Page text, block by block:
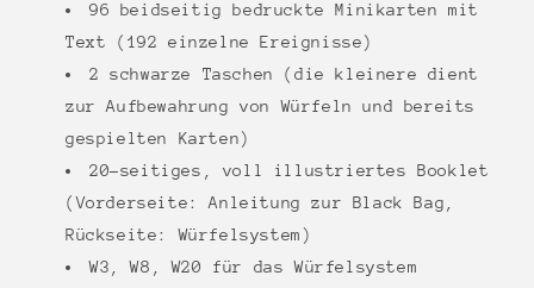
96 beidseitig bedruckte Minikarten mit
Text (192 einzelne Ereignisse)
2 schwarze Taschen (die kleinere dient
zur Aufbewahrung von Würfeln und bereits
gespielten Karten)
20-seitiges, voll illustriertes Booklet
(Vorderseite: Anleitung zur Black Bag,
Rückseite: Würfelsystem)
W3, W8, W20 für das Würfelsystem